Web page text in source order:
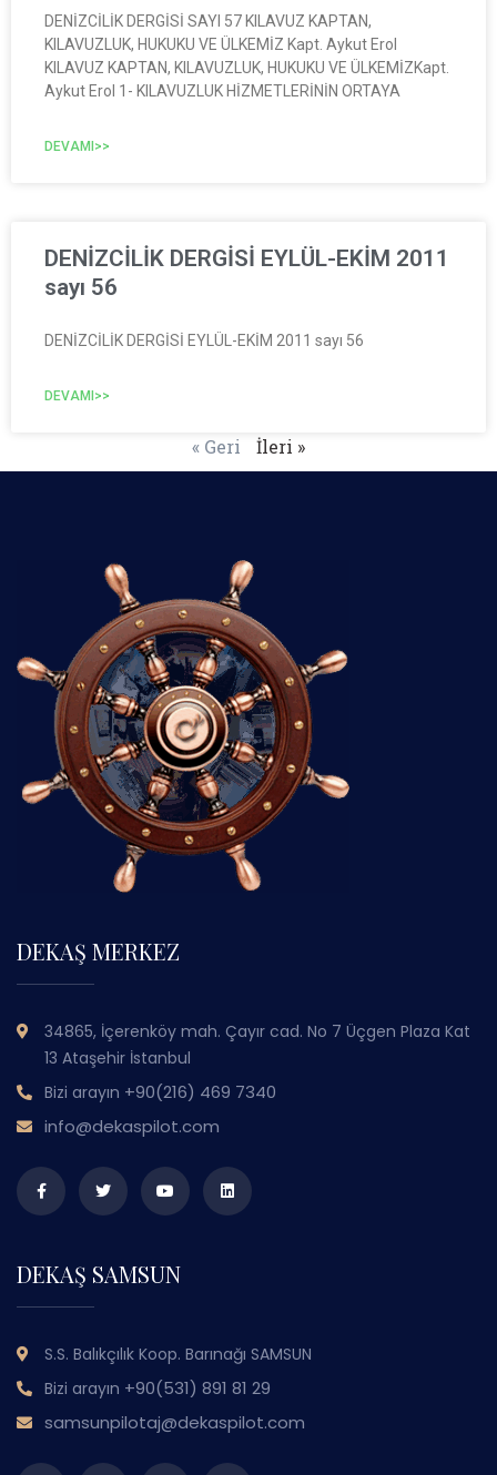
DENİZCİLİK DERGİSİ SAYI 57 KILAVUZ KAPTAN,
KILAVUZLUK, HUKUKU VE ÜLKEMİZ Kapt. Aykut Erol
KILAVUZ KAPTAN, KILAVUZLUK, HUKUKU VE ÜLKEMİZKapt.
Aykut Erol 1- KILAVUZLUK HİZMETLERİNİN ORTAYA
DEVAMI>>
DENİZCİLİK DERGİSİ EYLÜL-EKİM 2011
sayı 56
DENİZCİLİK DERGİSİ EYLÜL-EKİM 2011 sayı 56
DEVAMI>>
« Geri İleri »
DEKAŞ MERKEZ
34865, İçerenköy mah. Çayır cad. No 7 Üçgen Plaza Kat
13 Ataşehir İstanbul
Bizi arayın +90(216) 469 7340
info@dekaspilot.com
DEKAŞ SAMSUN
S.S. Balıkçılık Koop. Barınağı SAMSUN
Bizi arayın +90(531) 891 81 29
samsunpilotaj@dekaspilot.com